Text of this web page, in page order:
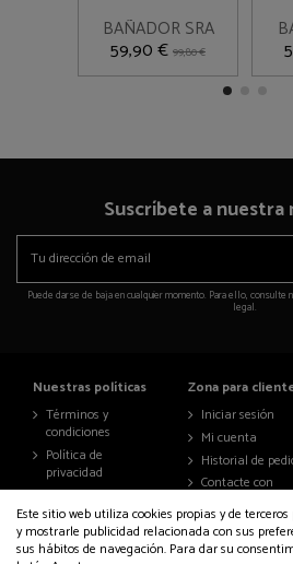
BAÑADOR SRA
GUESS
59,90 € 99,80 €

Añadir al
carrito

Suscríbete a
Puede darse de baja en cualquier momento. Para ello, consulte
legal.
Nuestras políticas
Términos y
condiciones
Política de
privacidad
Aviso legal
Política de cookies
Accesibilidad
Zona para
Iniciar sesión
Mi cuenta
Historial de
Contacte con
Este sitio web utiliza cookies propias y de
y mostrarle publicidad relacionada con sus
sus hábitos de navegación. Para dar su